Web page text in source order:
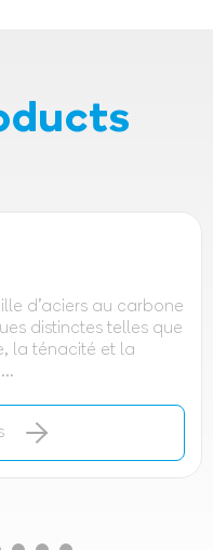
d'aciers au carbone
distinctes telles que
la ténacité et la